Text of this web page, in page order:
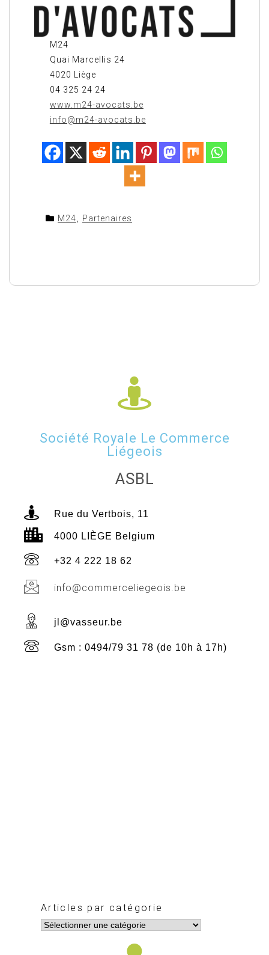
M24
Quai Marcellis 24
4020 Liège
04 325 24 24
www.m24-avocats.be
info@m24-avocats.be
M24 Partenaires
Société Royale Le Commerce
Liégeois
ASBL
Rue du Vertbois, 11
4000 LIÈGE Belgium
+32 4 222 18 62
info@commerceliegeois.be
jl@vasseur.be
Gsm : 0494/79 31 78 (de 10h à 17h)
Articles par catégorie